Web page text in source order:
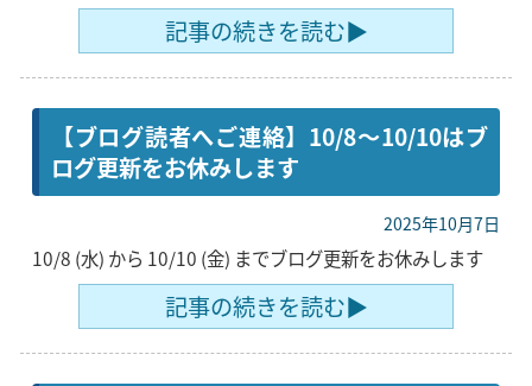
記事の続きを読む▶
【ブログ読者へご連絡】10/8〜10/10はブ
ログ更新をお休みします
2025年10月7日
10/8 (水) から 10/10 (金) までブログ更新をお休みします
記事の続きを読む▶